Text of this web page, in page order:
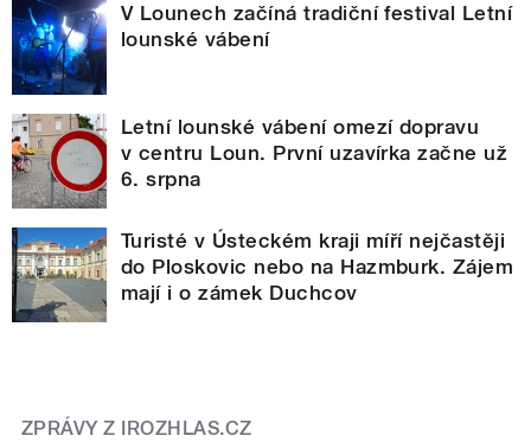
V Lounech začíná tradiční festival Letní
lounské vábení
Letní lounské vábení omezí dopravu
v centru Loun. První uzavírka začne už
6. srpna
Turisté v Ústeckém kraji míří nejčastěji
do Ploskovic nebo na Hazmburk. Zájem
mají i o zámek Duchcov
ZPRÁVY Z IROZHLAS.CZ